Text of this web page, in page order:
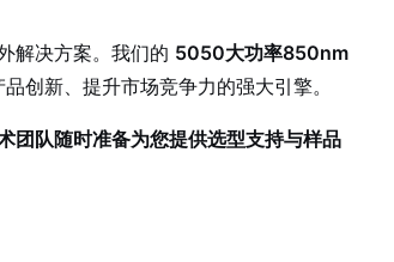
解决方案。我们的 5050大功率850nm
创新、提升市场竞争力的强大引擎。
团队随时准备为您提供选型支持与样品